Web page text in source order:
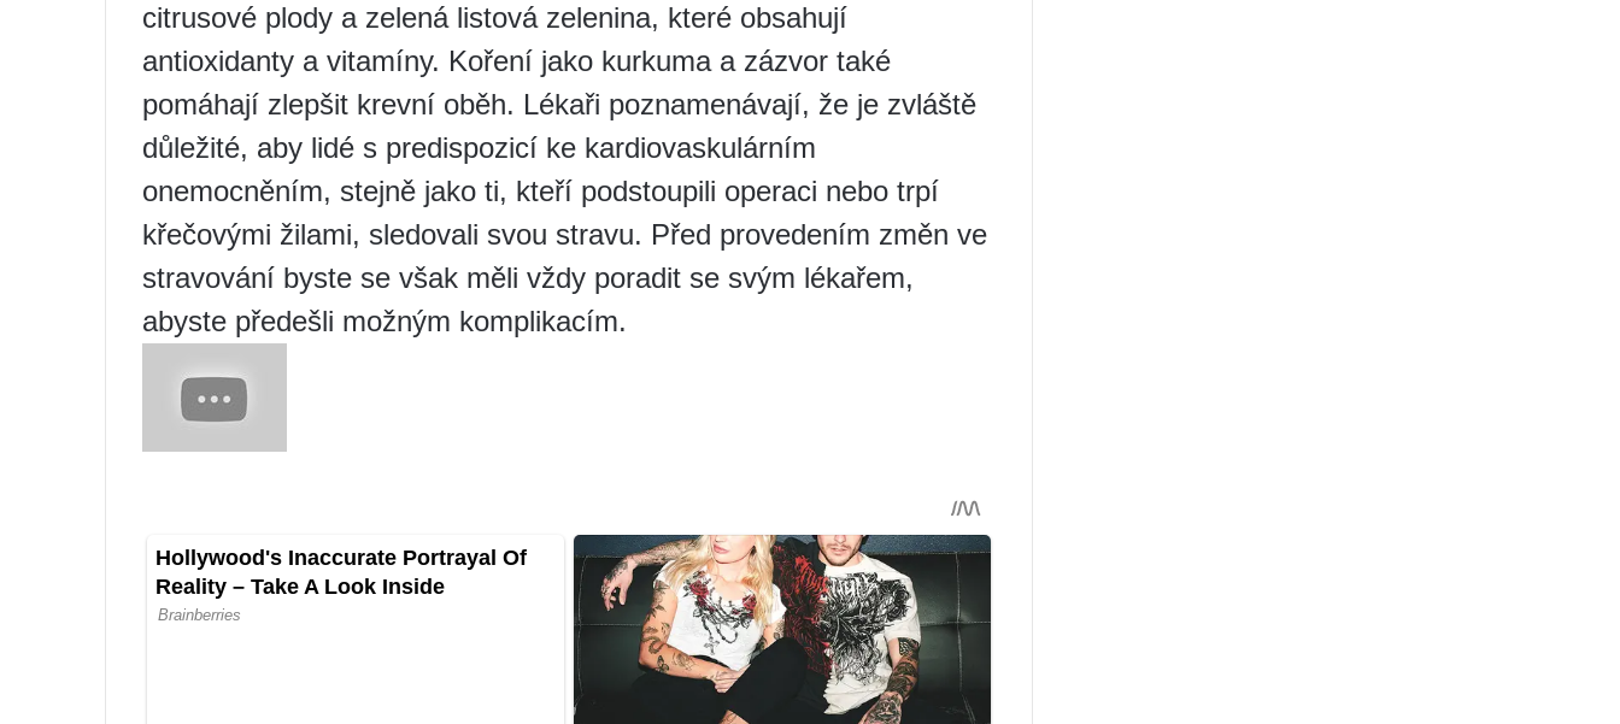
citrusové plody a zelená listová zelenina, které obsahují
antioxidanty a vitamíny. Koření jako kurkuma a zázvor také
pomáhají zlepšit krevní oběh. Lékaři poznamenávají, že je zvláště
důležité, aby lidé s predispozicí ke kardiovaskulárním
onemocněním, stejně jako ti, kteří podstoupili operaci nebo trpí
křečovými žilami, sledovali svou stravu. Před provedením změn ve
stravování byste se však měli vždy poradit se svým lékařem,
abyste předešli možným komplikacím.